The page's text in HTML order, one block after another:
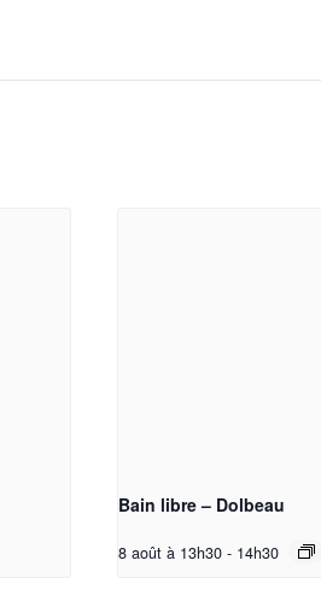
Bain libre – Dolbeau
8 août à 13h30 - 14h30